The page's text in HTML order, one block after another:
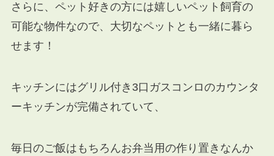
さらに、ペット好きの方には嬉しいペット飼育の
可能な物件なので、大切なペットとも一緒に暮ら
せます！
キッチンにはグリル付き3口ガスコンロのカウンタ
ーキッチンが完備されていて、
毎日のご飯はもちろんお弁当用の作り置きなんか